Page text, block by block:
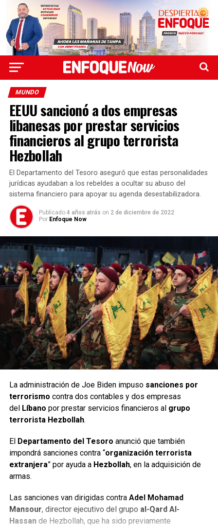
MUNDO
EEUU sancionó a dos empresas
libanesas por prestar servicios
financieros al grupo terrorista
Hezbollah
El Departamento del Tesoro aseguró que estas personalidades
jurídicas ayudaban a los rebeldes a ocultar su abuso del
sistema financiero para apoyar su agenda desestabilizadora.
Publicado 4 años atrás on 2 de diciembre de 2022
Por Enfoque Now
La administración de Joe Biden impuso sanciones por
terrorismo contra dos contables y dos empresas
del Líbano por prestar servicios financieros al grupo
terrorista Hezbollah.
El Departamento del Tesoro anunció que también
impondrá sanciones contra “organización terrorista
extranjera” por ayuda a Hezbollah, en la adquisición de
armas.
Las sanciones van dirigidas contra Adel Mohamad
Mansour, director ejecutivo del grupo al-Qard Al-
Hassande Hezbollah, que ha sido previamente